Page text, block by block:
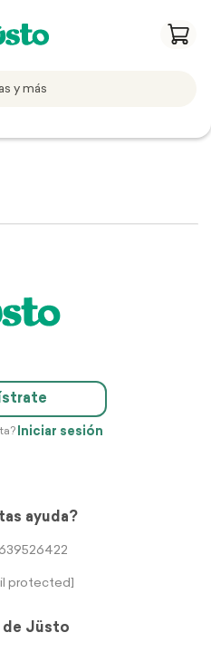
Iniciar sesión
ayuda?
protected]
de Jüsto